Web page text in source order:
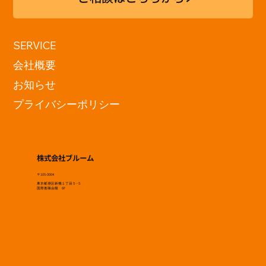
2026」訪問
株式会社ブルーム
〒105-0004
東京都港区新橋１丁目５−５
国際善隣会館 6F
SERVICE
会社概要
お知らせ
プライバシーポリシー